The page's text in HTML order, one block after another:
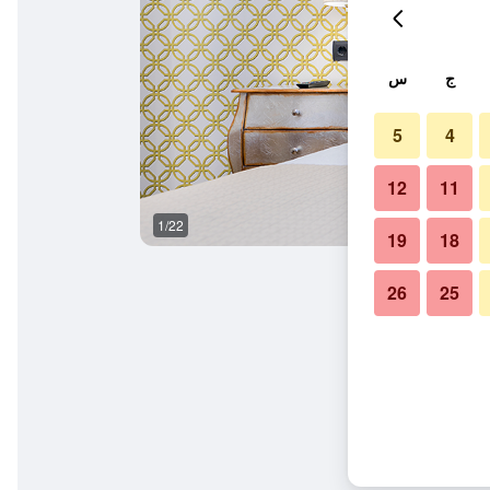
1/22
ج س
4
5
11
12
18
19
25
26